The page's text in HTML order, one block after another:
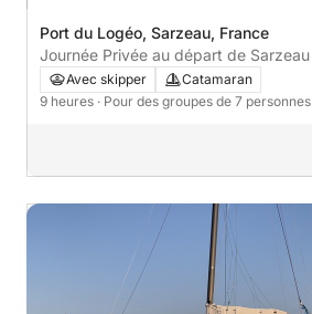
Port du Logéo, Sarzeau, France
Journée Privée au départ de Sarzeau
Avec skipper
Catamaran
9 heures · Pour des groupes de 7 personnes